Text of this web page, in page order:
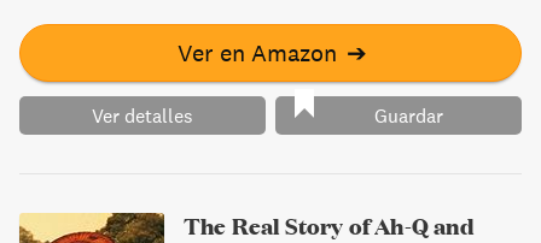
Ver en Amazon ➔
Ver detalles Guardar
The Real Story of Ah-Q and